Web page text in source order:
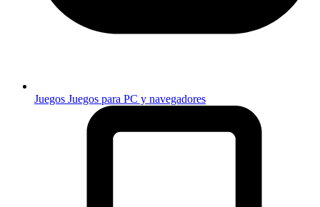
Juegos Juegos para PC y navegadores